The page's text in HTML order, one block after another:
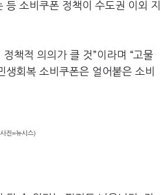
소비쿠폰 정책이 수도권 이외 지
책적 의의가 클 것”이라며 “고물
회복 소비쿠폰은 얼어붙은 소비
진=뉴시스)